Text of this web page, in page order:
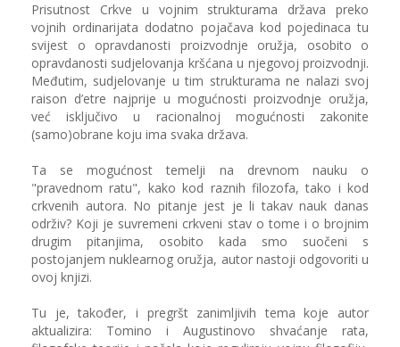
Prisutnost Crkve u vojnim strukturama država preko
vojnih ordinarijata dodatno pojačava kod pojedinaca tu
svijest o opravdanosti proizvodnje oružja, osobito o
opravdanosti sudjelovanja kršćana u njegovoj proizvodnji.
Međutim, sudjelovanje u tim strukturama ne nalazi svoj
raison d’etre najprije u mogućnosti proizvodnje oružja,
već isključivo u racionalnoj mogućnosti zakonite
(samo)obrane koju ima svaka država.
Ta se mogućnost temelji na drevnom nauku o
"pravednom ratu", kako kod raznih filozofa, tako i kod
crkvenih autora. No pitanje jest je li takav nauk danas
održiv? Koji je suvremeni crkveni stav o tome i o brojnim
drugim pitanjima, osobito kada smo suočeni s
postojanjem nuklearnog oružja, autor nastoji odgovoriti u
ovoj knjizi.
Tu je, također, i pregršt zanimljivih tema koje autor
aktualizira: Tomino i Augustinovo shvaćanje rata,